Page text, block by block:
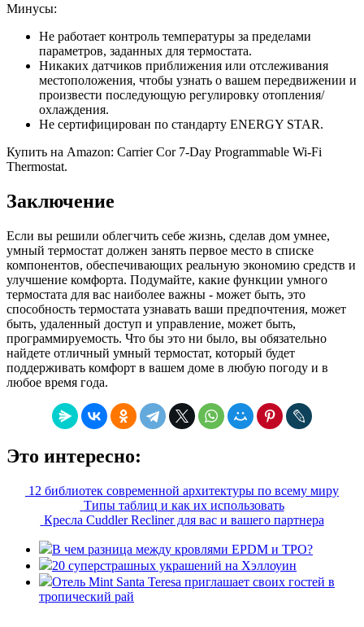
Минусы:
Не работает контроль температуры за пределами
параметров, заданных для термостата.
Никаких датчиков приближения или отслеживания
местоположения, чтобы узнать о вашем передвижении и
произвести последующую регулировку отопления/
охлаждения.
Не сертифицирован по стандарту ENERGY STAR.
Купить на Amazon: Carrier Cor 7-Day Programmable Wi-Fi
Thermostat.
Заключение
Если вы решили облегчить себе жизнь, сделав дом умнее,
умный термостат должен занять первое место в списке
компонентов, обеспечивающих реальную экономию средств и
улучшение комфорта. Подумайте, какие функции умного
термостата для вас наиболее важны - может быть, это
способность термостата узнавать ваши предпочтения, может
быть, удаленный доступ и управление, может быть,
программируемость. Что бы это ни было, вы обязательно
найдете отличный умный термостат, который будет
поддерживать комфорт в вашем доме в любую погоду и в
любое время года.
Это интересно:
12 библиотек современной архитектуры по всему миру
Типы таблиц и как их использовать
Кресла Cuddler Recliner для вас и вашего партнера
В чем разница между кровлями EPDM и TPO?
20 суперстрашных украшений на Хэллоуин
Отель Mint Santa Teresa приглашает своих гостей в
тропический рай